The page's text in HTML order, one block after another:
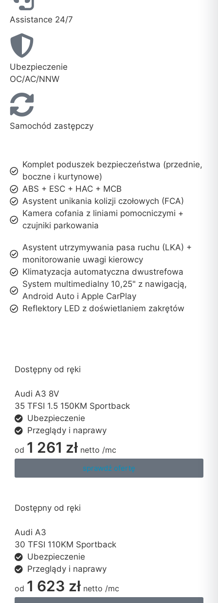
Assistance 24/7
Ubezpieczenie
OC/AC/NNW
Samochód zastępczy
Komplet poduszek bezpieczeństwa (przednie,
boczne i kurtynowe)
ABS + ESC + HAC + MCB
Asystent unikania kolizji czołowych (FCA)
Kamera cofania z liniami pomocniczymi +
czujniki parkowania
Asystent utrzymywania pasa ruchu (LKA) +
monitorowanie uwagi kierowcy
Klimatyzacja automatyczna dwustrefowa
System multimedialny 10,25" z nawigacją,
Android Auto i Apple CarPlay
Reflektory LED z doświetlaniem zakrętów
Dostępny od ręki
Audi A3 8V
35 TFSI 1.5 150KM Sportback
Ubezpieczenie
Przeglądy i naprawy
od 1 261 zł netto /mc
sprawdź ofertę
Dostępny od ręki
Audi A3
30 TFSI 110KM Sportback
Ubezpieczenie
Przeglądy i naprawy
od 1 623 zł netto /mc